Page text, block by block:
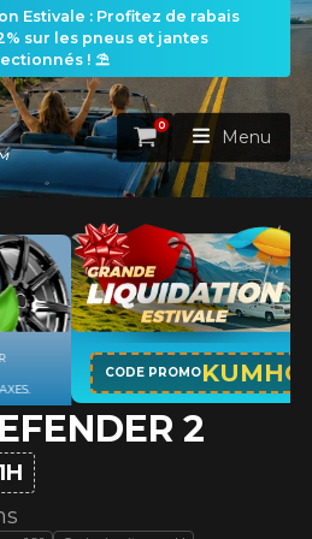
Estivale : Profitez de rabais
sur les pneus et jantes
! ⛱️
PNEUS VOIR TOUT
Par véhicule
ROUES VOIR TOUT
Panier
0
Menu
2
APPLICABLE SUR TOUT ACHAT DE 4
PNEUS DE MARQUE KUMHO*PLUS
D'INFO